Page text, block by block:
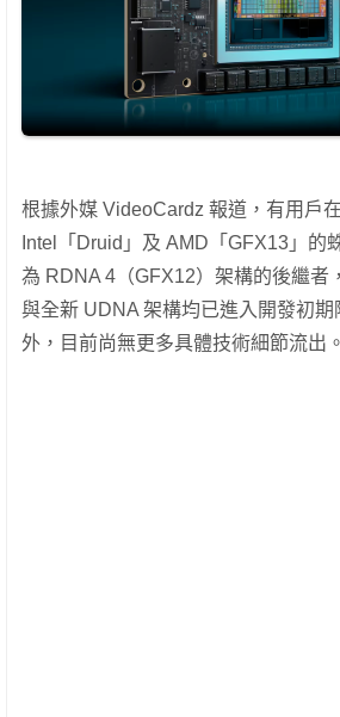
根據外媒 VideoCardz 報道，有用戶
Intel「Druid」及 AMD「GFX13」
為 RDNA 4（GFX12）架構的後繼者
與全新 UDNA 架構均已進入開發初
外，目前尚無更多具體技術細節流出。